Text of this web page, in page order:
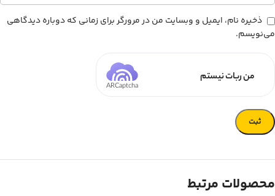
ذخیره نام، ایمیل و وبسایت من در مرورگر برای زمانی که دوباره دیدگاهی
می‌نویسم.
من ربات نیستم
ARCaptcha
محصولات مرتبط